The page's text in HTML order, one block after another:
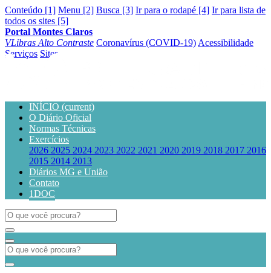
Conteúdo [1] Menu [2] Busca [3] Ir para o rodapé [4] Ir para lista de
todos os sites [5]
Portal Montes Claros
VLibras Alto Contraste Coronavírus (COVID-19) Acessibilidade
Serviços Sites
INÍCIO (current)
O Diário Oficial
Normas Técnicas
Exercícios
2026 2025 2024 2023 2022 2021 2020 2019 2018 2017 2016
2015 2014 2013
Diários MG e União
Contato
1DOC